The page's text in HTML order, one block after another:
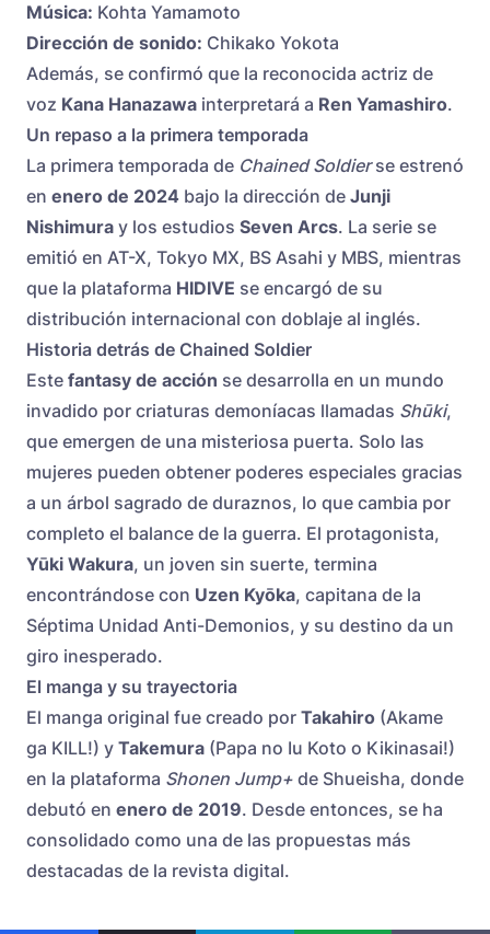
Música: Kohta Yamamoto
Dirección de sonido: Chikako Yokota
Además, se confirmó que la reconocida actriz de
voz Kana Hanazawa interpretará a Ren Yamashiro.
Un repaso a la primera temporada
La primera temporada de Chained Soldierse estrenó
en enero de 2024 bajo la dirección de Junji
Nishimura y los estudios Seven Arcs. La serie se
emitió en AT-X, Tokyo MX, BS Asahi y MBS, mientras
que la plataforma HIDIVE se encargó de su
distribución internacional con doblaje al inglés.
Historia detrás de Chained Soldier
Este fantasy de acción se desarrolla en un mundo
invadido por criaturas demoníacas llamadas Shūki,
que emergen de una misteriosa puerta. Solo las
mujeres pueden obtener poderes especiales gracias
a un árbol sagrado de duraznos, lo que cambia por
completo el balance de la guerra. El protagonista,
Yūki Wakura, un joven sin suerte, termina
encontrándose con Uzen Kyōka, capitana de la
Séptima Unidad Anti-Demonios, y su destino da un
giro inesperado.
El manga y su trayectoria
El manga original fue creado por Takahiro (Akame
ga KILL!) y Takemura (Papa no Iu Koto o Kikinasai!)
en la plataforma Shonen Jump+ de Shueisha, donde
debutó en enero de 2019. Desde entonces, se ha
consolidado como una de las propuestas más
destacadas de la revista digital.